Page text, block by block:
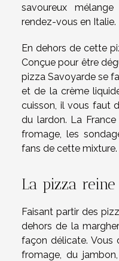
savoureux
rendez-vous en Italie.
En dehors de cette
Conçue pour être
pizza Savoyarde se
et de la crème
cuisson, il vous faut
du lardon. La
fromage, les
fans de cette mixture.
La pizza
Faisant partir des
dehors de la
façon délicate. Vous
fromage, du